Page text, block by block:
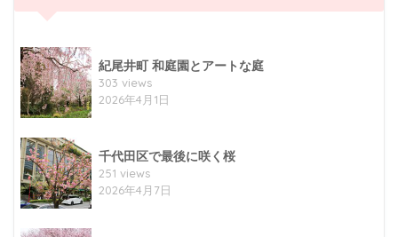
紀尾井町 和庭園とアートな庭
303 views
2026年4月1日
千代田区で最後に咲く桜
251 views
2026年4月7日